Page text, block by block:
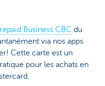
Business CBC du
via nos apps
Cette carte est un
pour les achats en